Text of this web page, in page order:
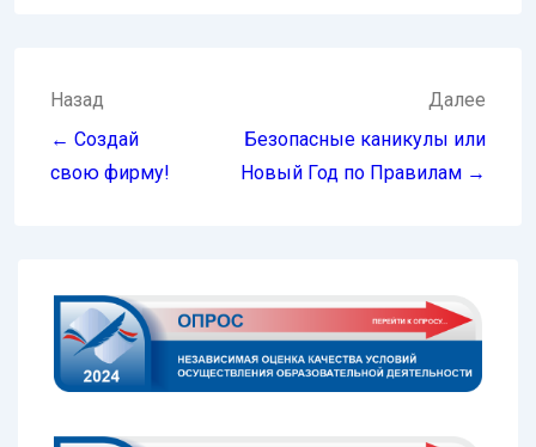
Навигация
по
записям
Назад
← Создай
свою фирму!
Далее
Безопасные каникулы или
Новый Год по Правилам →